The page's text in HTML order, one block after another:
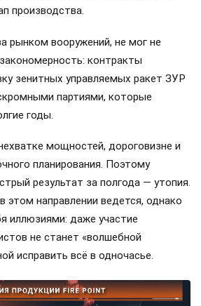
производства.
рынком вооружений, не мог не
контракты
зенитных управляемых ракет ЗУР
партиями, которые
годы.
мощностей, дороговизне и
планирования. Поэтому
результат за полгода — утопия.
этом направлении ведется, однако
иллюзиями: даже участие
не станет «волшебной
исправить всё в одночасье.